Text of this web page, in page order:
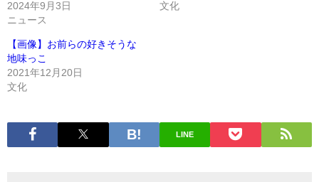
2024年9月3日
ニュース
文化
【画像】お前らの好きそうな
地味っこ
2021年12月20日
文化
LINE